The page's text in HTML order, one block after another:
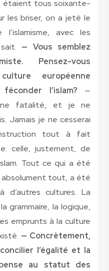
étaient tous soixante-
les briser, on a jeté le
avec les
— Vous semblez
Pensez-vous
européenne
l’islam? —
une fatalité, et je ne
Jamais je ne cesserai
tout à fait
celle, justement, de
Tout ce qui a été
absolument tout, a été
cultures. La
grammaire, la logique,
emprunts à la culture
— Concrètement,
l’égalité et la
au statut des